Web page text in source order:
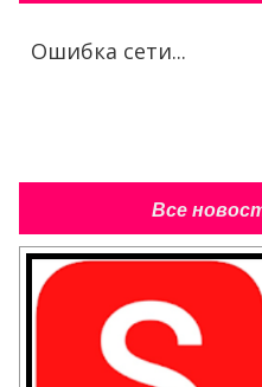
Ошибка сети...
Все